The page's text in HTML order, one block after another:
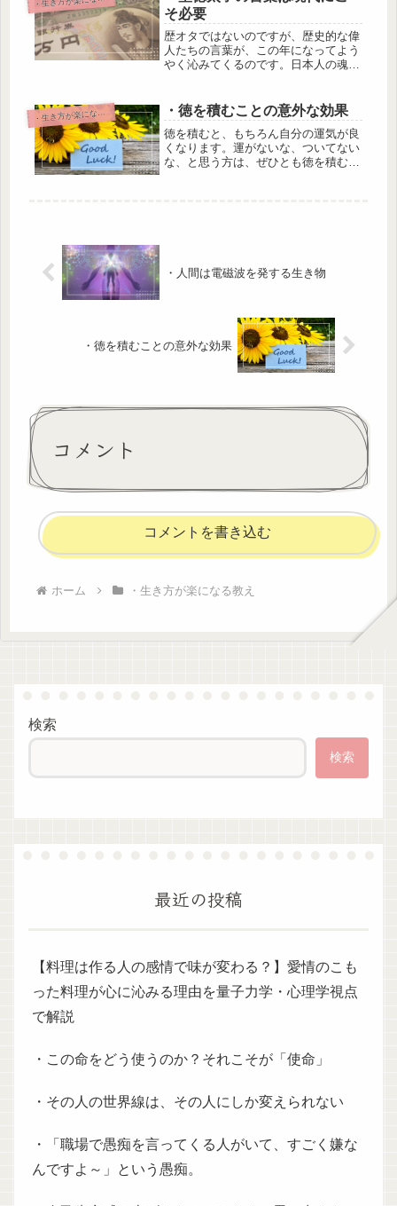
そ必要
歴オタではないのですが、歴史的な偉
人たちの言葉が、この年になってよう
やく沁みてくるのです。日本人の魂っ
で、一番最初に挙げたことこそ、私た
ちが大切にすべきことだと思うので、
そん...
・
生き方が楽になる教え ・徳を積むことの意外な効果
徳を積むと、もちろん自分の運気が良
くなります。運がないな、ついてない
な、と思う方は、ぜひとも徳を積む行
・人間は電磁波を発する生き物
・徳を積むことの意外な効果
コメント
コメントを書き込む
ホーム ・生き方が楽になる教え
検索
検索
最近の投稿
【料理は作る人の感情で味が変わる？】愛情のこも
った料理が心に沁みる理由を量子力学・心理学視点
で解説
・この命をどう使うのか？それこそが「使命」
・その人の世界線は、その人にしか変えられない
・「職場で愚痴を言ってくる人がいて、すごく嫌な
んですよ～」という愚痴。